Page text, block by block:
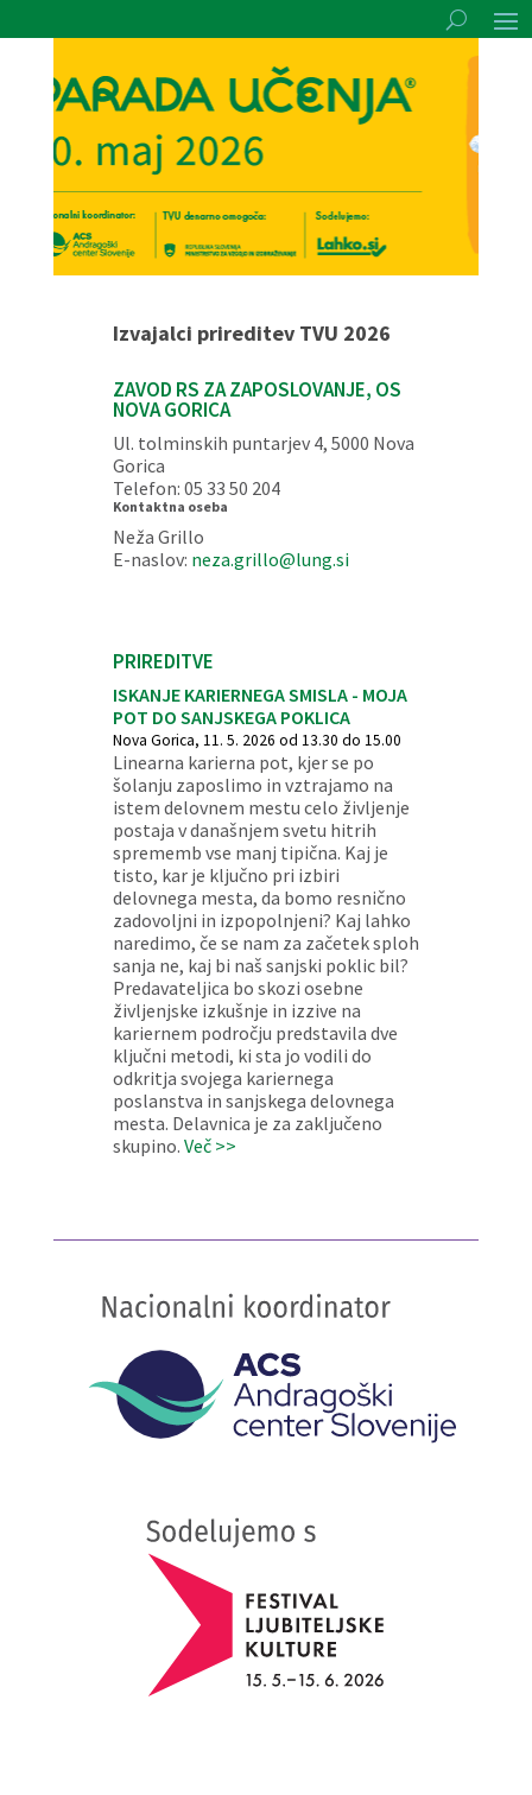
Izvajalci prireditev TVU 2026
ZAVOD RS ZA ZAPOSLOVANJE, OS
NOVA GORICA
Ul. tolminskih puntarjev 4, 5000 Nova
Gorica
Telefon: 05 33 50 204
Kontaktna oseba
Neža Grillo
E-naslov: neza.grillo@lung.si
PRIREDITVE
ISKANJE KARIERNEGA SMISLA - MOJA
POT DO SANJSKEGA POKLICA
Nova Gorica, 11. 5. 2026 od 13.30 do 15.00
Linearna karierna pot, kjer se po
šolanju zaposlimo in vztrajamo na
istem delovnem mestu celo življenje
postaja v današnjem svetu hitrih
sprememb vse manj tipična. Kaj je
tisto, kar je ključno pri izbiri
delovnega mesta, da bomo resnično
zadovoljni in izpopolnjeni? Kaj lahko
naredimo, če se nam za začetek sploh
sanja ne, kaj bi naš sanjski poklic bil?
Predavateljica bo skozi osebne
življenjske izkušnje in izzive na
kariernem področju predstavila dve
ključni metodi, ki sta jo vodili do
odkritja svojega kariernega
poslanstva in sanjskega delovnega
mesta. Delavnica je za zaključeno
skupino. Več >>